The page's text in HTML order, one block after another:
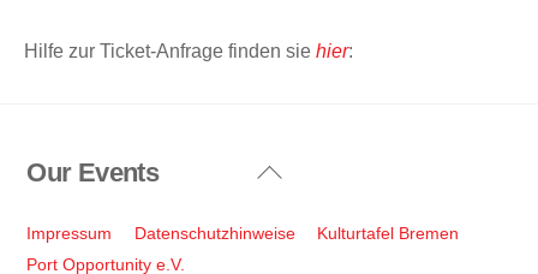
Hilfe zur Ticket-Anfrage finden sie hier:
Back
Top
Our Events
Impressum Datenschutzhinweise
Kulturtafel Bremen
Port Opportunity e.V.